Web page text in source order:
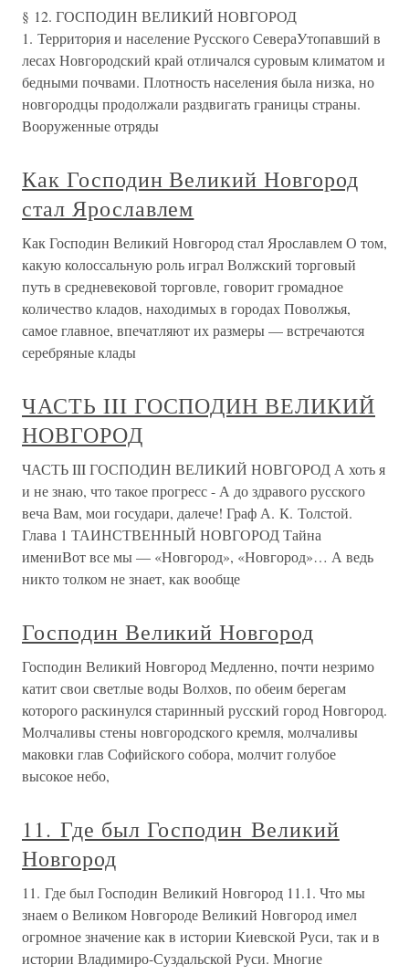
§ 12. ГОСПОДИН ВЕЛИКИЙ НОВГОРОД
1. Территория и население Русского СевераУтопавший в
лесах Новгородский край отличался суровым климатом и
бедными почвами. Плотность населения была низка, но
новгородцы продолжали раздвигать границы страны.
Вооруженные отряды
Как Господин Великий Новгород
стал Ярославлем
Как Господин Великий Новгород стал Ярославлем О том,
какую колоссальную роль играл Волжский торговый
путь в средневековой торговле, говорит громадное
количество кладов, находимых в городах Поволжья,
самое главное, впечатляют их размеры — встречаются
серебряные клады
ЧАСТЬ III ГОСПОДИН ВЕЛИКИЙ
НОВГОРОД
ЧАСТЬ III ГОСПОДИН ВЕЛИКИЙ НОВГОРОД А хоть я
и не знаю, что такое прогресс - А до здравого русского
веча Вам, мои государи, далече! Граф А. К. Толстой.
Глава 1 ТАИНСТВЕННЫЙ НОВГОРОД Тайна
имениВот все мы — «Новгород», «Новгород»… А ведь
никто толком не знает, как вообще
Господин Великий Новгород
Господин Великий Новгород Медленно, почти незримо
катит свои светлые воды Волхов, по обеим берегам
которого раскинулся старинный русский город Новгород.
Молчаливы стены новгородского кремля, молчаливы
маковки глав Софийского собора, молчит голубое
высокое небо,
11. Где был Господин Великий
Новгород
11. Где был Господин Великий Новгород 11.1. Что мы
знаем о Великом Новгороде Великий Новгород имел
огромное значение как в истории Киевской Руси, так и в
истории Владимиро-Суздальской Руси. Многие